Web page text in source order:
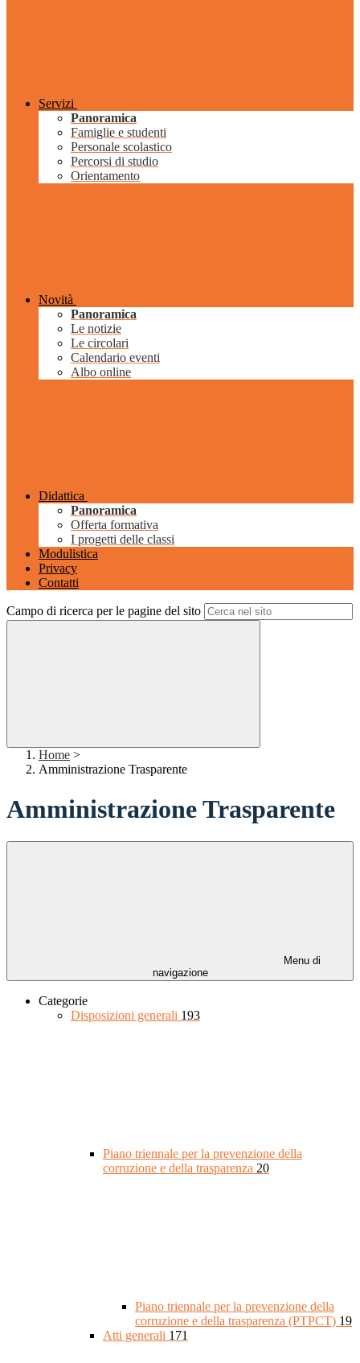
Servizi
Panoramica
Famiglie e studenti
Personale scolastico
Percorsi di studio
Orientamento
Novità
Panoramica
Le notizie
Le circolari
Calendario eventi
Albo online
Didattica
Panoramica
Offerta formativa
I progetti delle classi
Modulistica
Privacy
Contatti
Campo di ricerca per le pagine del sito
Home >
Amministrazione Trasparente
Amministrazione Trasparente
Menu di
navigazione
Categorie
Disposizioni generali 193
Piano triennale per la prevenzione della
corruzione e della trasparenza 20
Piano triennale per la prevenzione della
corruzione e della trasparenza (PTPCT) 19
Atti generali 171